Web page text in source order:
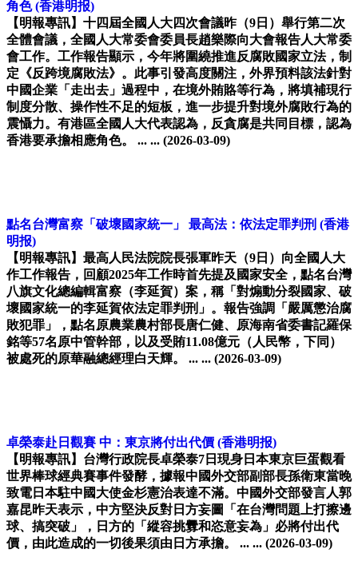
角色 (香港明报)
【明報專訊】十四屆全國人大四次會議昨（9日）舉行第二次
全體會議，全國人大常委會委員長趙樂際向大會報告人大常委
會工作。工作報告顯示，今年將圍繞推進反腐敗國家立法，制
定《反跨境腐敗法》。此事引發高度關注，外界預料該法針對
中國企業「走出去」過程中，在境外賄賂等行為，將填補現行
制度分散、操作性不足的短板，進一步提升對境外腐敗行為的
震懾力。有港區全國人大代表認為，反貪腐是共同目標，認為
香港要承擔相應角色。 ... ... (2026-03-09)
點名台灣富察「破壞國家統一」 最高法：依法定罪判刑 (香港
明报)
【明報專訊】最高人民法院院長張軍昨天（9日）向全國人大
作工作報告，回顧2025年工作時首先提及國家安全，點名台灣
八旗文化總編輯富察（李延賀）案，稱「對煽動分裂國家、破
壞國家統一的李延賀依法定罪判刑」。報告強調「嚴厲懲治腐
敗犯罪」，點名原農業農村部長唐仁健、原海南省委書記羅保
銘等57名原中管幹部，以及受賄11.08億元（人民幣，下同）
被處死的原華融總經理白天輝。 ... ... (2026-03-09)
卓榮泰赴日觀賽 中：東京將付出代價 (香港明报)
【明報專訊】台灣行政院長卓榮泰7日現身日本東京巨蛋觀看
世界棒球經典賽事件發酵，據報中國外交部副部長孫衛東當晚
致電日本駐中國大使金杉憲治表達不滿。中國外交部發言人郭
嘉昆昨天表示，中方堅決反對日方妄圖「在台灣問題上打擦邊
球、搞突破」，日方的「縱容挑釁和恣意妄為」必將付出代
價，由此造成的一切後果須由日方承擔。 ... ... (2026-03-09)